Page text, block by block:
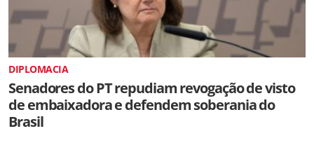
DIPLOMACIA
Senadores do PT repudiam revogação de visto
de embaixadora e defendem soberania do
Brasil